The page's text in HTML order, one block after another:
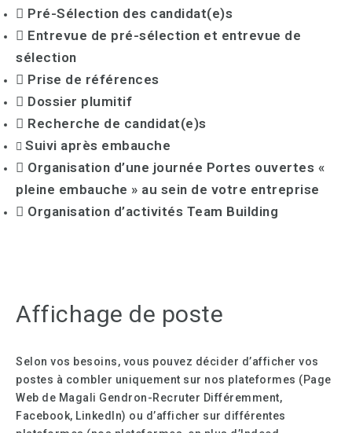
Pré-Sélection des candidat(e)s
Entrevue de pré-sélection et entrevue de
sélection
Prise de références
Dossier plumitif
Recherche de candidat(e)s
Suivi après embauche
Organisation d’une journée Portes ouvertes «
pleine embauche » au sein de votre entreprise
Organisation d’activités Team Building
Affichage de poste
Selon vos besoins, vous pouvez décider d’afficher vos
postes à combler uniquement sur nos plateformes (Page
Web de Magali Gendron-Recruter Différemment,
Facebook, LinkedIn) ou d’afficher sur différentes